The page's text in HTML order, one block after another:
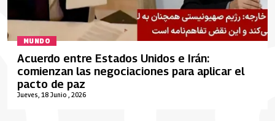
MUNDO
Jueves, 18 Junio , 2026
Acuerdo entre Estados Unidos e Irán:
comienzan las negociaciones para aplicar el
pacto de paz